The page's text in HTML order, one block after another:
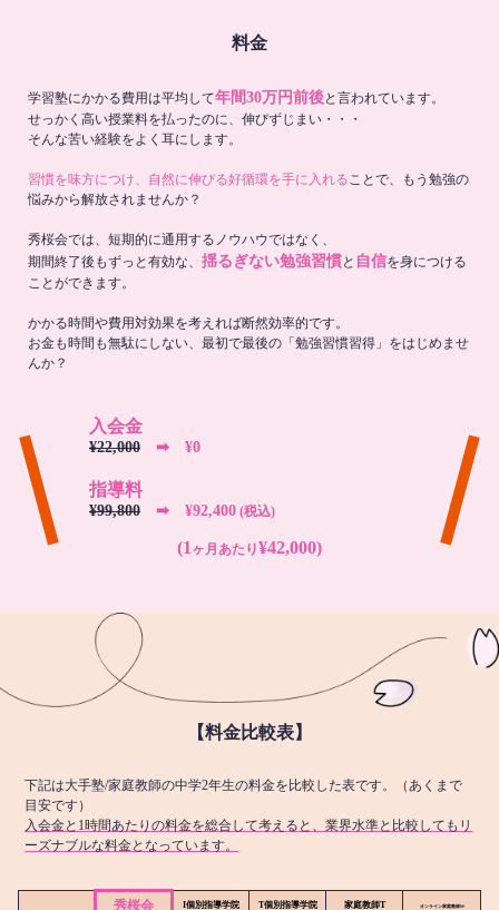
料金
学習塾にかかる費用は平均して年間30万円前後と言われています。
せっかく高い授業料を払ったのに、伸びずじまい・・・
そんな苦い経験をよく耳にします。
習慣を味方につけ、自然に伸びる好循環を手に入れる ことで、もう勉強の
悩みから解放されませんか？
秀桜会では、短期的に通用するノウハウではなく、
期間終了後もずっと有効な、 揺るぎない勉強習慣と 自信を身につける
ことができます。
かかる時間や費用対効果を考えれば断然効率的です。
お金も時間も無駄にしない、最初で最後の「勉強習慣習得」をはじめませ
んか？
入会金
¥22,000 ➡︎ ¥0
指導料
¥99,800 ➡︎ ¥92,400 (税込)
(1 ヶ月あたり¥42,000)
【料金比較表】
下記は大手塾/家庭教師の中学2年生の料金を比較した表です。（あくまで
目安です）
入会金と1時間あたりの料金を総合して考えると、業界水準と比較してもリ
ーズナブルな料金となっています。
秀桜会 I個別指導学院 T個別指導学院 家庭教師T オンライン家庭教師M